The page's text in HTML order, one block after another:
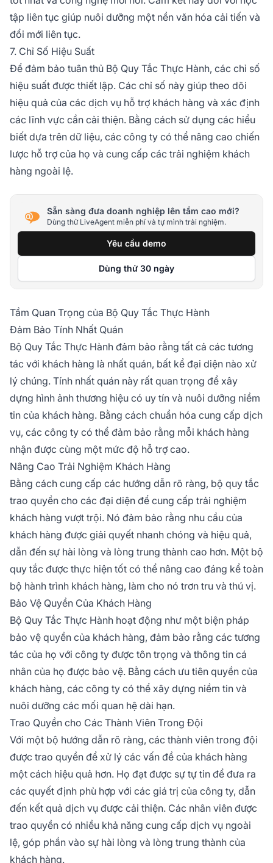
tập liên tục giúp nuôi dưỡng một nền văn hóa cải tiến và
đổi mới liên tục.
7. Chỉ Số Hiệu Suất
Để đảm bảo tuân thủ Bộ Quy Tắc Thực Hành, các chỉ số
hiệu suất được thiết lập. Các chỉ số này giúp theo dõi
hiệu quả của các dịch vụ hỗ trợ khách hàng và xác định
các lĩnh vực cần cải thiện. Bằng cách sử dụng các hiểu
biết dựa trên dữ liệu, các công ty có thể nâng cao chiến
lược hỗ trợ của họ và cung cấp các trải nghiệm khách
hàng ngoài lệ.
Sẵn sàng đưa doanh nghiệp lên tầm cao mới?
Dùng thử LiveAgent miễn phí và tự mình trải nghiệm.
Yêu cầu demo
Dùng thử 30 ngày
Tầm Quan Trọng của Bộ Quy Tắc Thực Hành
Đảm Bảo Tính Nhất Quán
Bộ Quy Tắc Thực Hành đảm bảo rằng tất cả các tương
tác với khách hàng là nhất quán, bất kể đại diện nào xử
lý chúng. Tính nhất quán này rất quan trọng để xây
dựng hình ảnh thương hiệu có uy tín và nuôi dưỡng niềm
tin của khách hàng. Bằng cách chuẩn hóa cung cấp dịch
vụ, các công ty có thể đảm bảo rằng mỗi khách hàng
nhận được cùng một mức độ hỗ trợ cao.
Nâng Cao Trải Nghiệm Khách Hàng
Bằng cách cung cấp các hướng dẫn rõ ràng, bộ quy tắc
trao quyền cho các đại diện để cung cấp trải nghiệm
khách hàng vượt trội. Nó đảm bảo rằng nhu cầu của
khách hàng được giải quyết nhanh chóng và hiệu quả,
dẫn đến sự hài lòng và lòng trung thành cao hơn. Một bộ
quy tắc được thực hiện tốt có thể nâng cao đáng kể toàn
bộ hành trình khách hàng, làm cho nó trơn tru và thú vị.
Bảo Vệ Quyền Của Khách Hàng
Bộ Quy Tắc Thực Hành hoạt động như một biện pháp
bảo vệ quyền của khách hàng, đảm bảo rằng các tương
tác của họ với công ty được tôn trọng và thông tin cá
nhân của họ được bảo vệ. Bằng cách ưu tiên quyền của
khách hàng, các công ty có thể xây dựng niềm tin và
nuôi dưỡng các mối quan hệ dài hạn.
Trao Quyền cho Các Thành Viên Trong Đội
Với một bộ hướng dẫn rõ ràng, các thành viên trong đội
được trao quyền để xử lý các vấn đề của khách hàng
một cách hiệu quả hơn. Họ đạt được sự tự tin để đưa ra
các quyết định phù hợp với các giá trị của công ty, dẫn
đến kết quả dịch vụ được cải thiện. Các nhân viên được
trao quyền có nhiều khả năng cung cấp dịch vụ ngoài
lệ, góp phần vào sự hài lòng và lòng trung thành của
khách hàng.